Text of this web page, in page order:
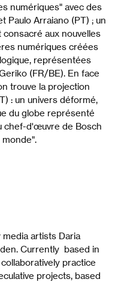
numériques" avec des
Paulo Arraiano (PT) ; un
aux nouvelles
numériques créées
représentées
(FR/BE). En face
trouve la projection
: un univers déformé,
du globe représenté
chef-d'œuvre de Bosch
artists Daria
Currently based in
practice
projects, based